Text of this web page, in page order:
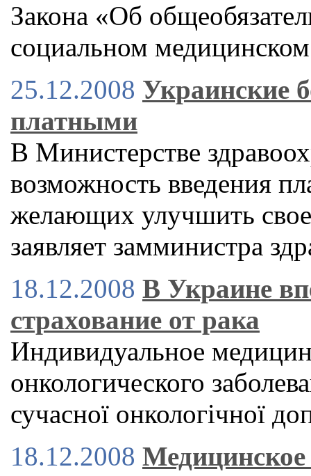
Закона «Об
социальном
25.12.2008 Украинские
платными
В Министерстве
возможность введения
желающих улучшить
заявляет замминистра
18.12.2008 В Украине
страхование от рака
Индивидуальное
онкологического
сучасної онкологічної
18.12.2008 Медицинское